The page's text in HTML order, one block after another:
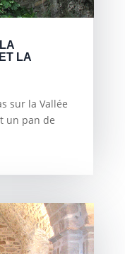
LA
sur la Vallée
un pan de